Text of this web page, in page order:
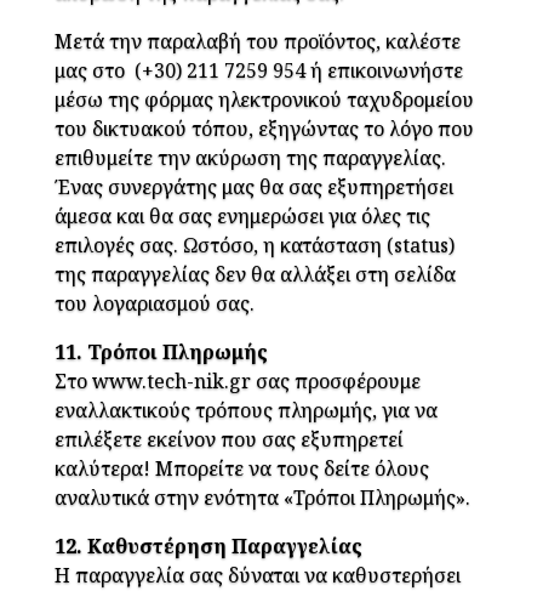
Μετά την παραλαβή του προϊόντος, καλέστε
μας στο (+30) 211 7259 954ή επικοινωνήστε
μέσω της φόρμας ηλεκτρονικού ταχυδρομείου
του δικτυακού τόπου, εξηγώντας το λόγο που
επιθυμείτε την ακύρωση της παραγγελίας.
Ένας συνεργάτης μας θα σας εξυπηρετήσει
άμεσα και θα σας ενημερώσει για όλες τις
επιλογές σας. Ωστόσο, η κατάσταση (status)
της παραγγελίας δεν θα αλλάξει στη σελίδα
του λογαριασμού σας.
11. Τρόποι Πληρωμής
Στο www.tech-nik.gr σας προσφέρουμε
εναλλακτικούς τρόπους πληρωμής, για να
επιλέξετε εκείνον που σας εξυπηρετεί
καλύτερα! Μπορείτε να τους δείτε όλους
αναλυτικά στην ενότητα «Τρόποι Πληρωμής».
12. Καθυστέρηση Παραγγελίας
Η παραγγελία σας δύναται να καθυστερήσει